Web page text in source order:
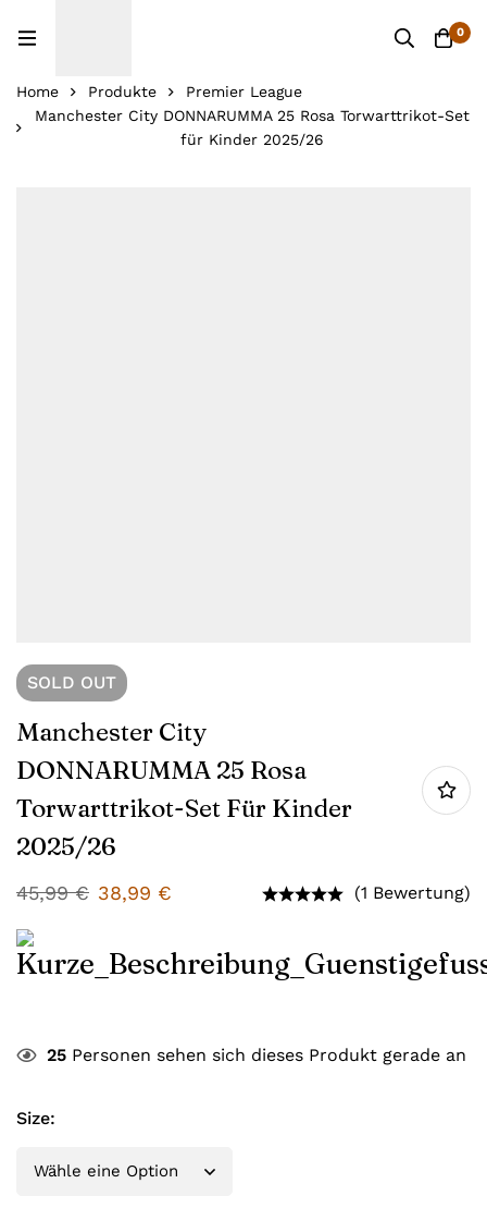
0
Home Produkte
Premier League
Manchester City DONNARUMMA 25 Rosa Torwarttrikot-Set
für Kinder 2025/26
SOLD OUT
Manchester City
DONNARUMMA 25 Rosa
Torwarttrikot-Set Für Kinder
2025/26
45,99€ 38,99 € (1 Bewertung)
25 Personen sehen sich dieses Produkt gerade an
Size: